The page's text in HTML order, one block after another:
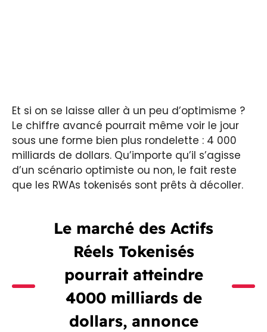
Et si on se laisse aller à un peu d’optimisme ?
Le chiffre avancé pourrait même voir le jour
sous une forme bien plus rondelette : 4 000
milliards de dollars. Qu’importe qu’il s’agisse
d’un scénario optimiste ou non, le fait reste
que les RWAs tokenisés sont prêts à décoller.
Le marché des Actifs
Réels Tokenisés
pourrait atteindre
4000 milliards de
dollars, annonce